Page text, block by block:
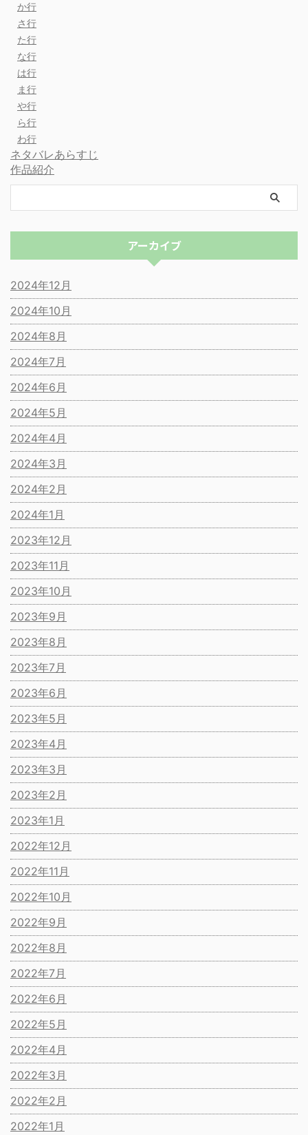
か行
さ行
た行
な行
は行
ま行
や行
ら行
わ行
ネタバレあらすじ
作品紹介
アーカイブ
2024年12月
2024年10月
2024年8月
2024年7月
2024年6月
2024年5月
2024年4月
2024年3月
2024年2月
2024年1月
2023年12月
2023年11月
2023年10月
2023年9月
2023年8月
2023年7月
2023年6月
2023年5月
2023年4月
2023年3月
2023年2月
2023年1月
2022年12月
2022年11月
2022年10月
2022年9月
2022年8月
2022年7月
2022年6月
2022年5月
2022年4月
2022年3月
2022年2月
2022年1月